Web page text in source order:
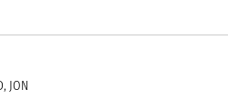
JON